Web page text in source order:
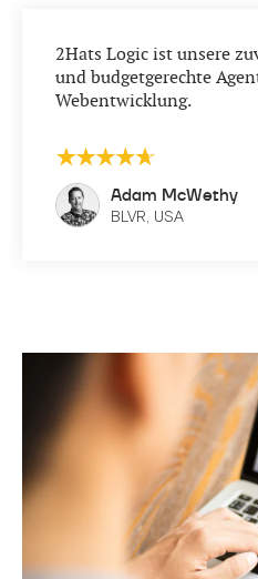
2Hats Logic ist unsere
und budgetgerechte
Webentwicklung.
Adam McWethy
BLVR, USA